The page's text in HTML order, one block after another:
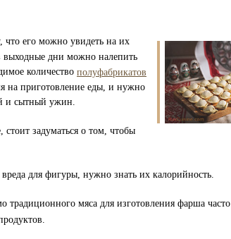
что его можно увидеть на их
выходные дни можно налепить
количество полуфабрикатов
на приготовление еды, и нужно
и сытный ужин.
стоит задуматься о том, чтобы
для фигуры, нужно знать их калорийность.
традиционного мяса для изготовления фарша часто